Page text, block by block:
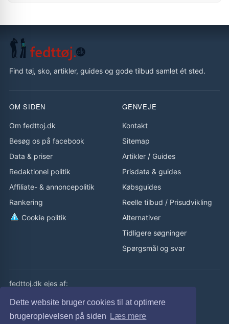
Dette website bruger cookies til at optimere
brugeroplevelsen på siden
Læs mere
Find tøj, sko, artikler, guides og gode tilbud samlet ét sted.
OM SIDEN
Om fedttoj.dk
Besøg os på facebook
Data & priser
Redaktionel politik
Affiliate- & annoncepolitik
Rankering
Cookie politik
GENVEJE
Kontakt
Sitemap
Artikler / Guides
Prisdata & guides
Købsguides
Reelle tilbud / Prisudvikling
Alternativer
Tidligere søgninger
Spørgsmål og svar
fedttoj.dk ejes af:
eLaursen ApS
Cvr: 32308929